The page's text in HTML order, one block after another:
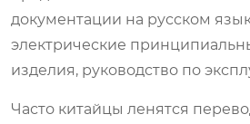
документации на русском
электрические
изделия, руководство по
Часто китайцы ленятся